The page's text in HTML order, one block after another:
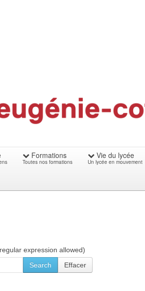
Formations
Toutes nos formations
Vie du lycée
Un lycée en mouvement
expression allowed)